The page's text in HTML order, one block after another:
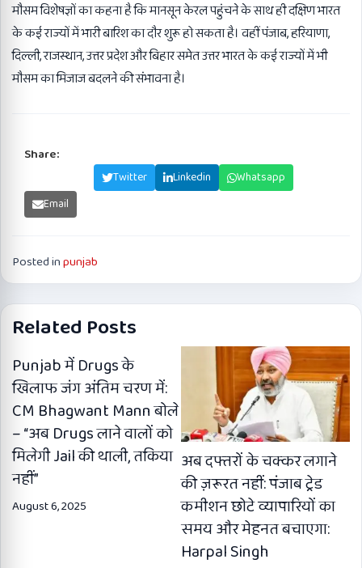
मौसम विशेषज्ञों का कहना है कि मानसून केरल पहुंचने के साथ ही दक्षिण भारत
के कई राज्यों में भारी बारिश का दौर शुरू हो सकता है। वहीं पंजाब, हरियाणा,
दिल्ली, राजस्थान, उत्तर प्रदेश और बिहार समेत उत्तर भारत के कई राज्यों में भी
मौसम का मिजाज बदलने की संभावना है।
Share:
Twitter Linkedin
Whatsapp
Email
Posted inpunjab
Related Posts
Punjab में Drugs के
खिलाफ जंग अंतिम चरण में:
CM Bhagwant Mann बोले
– “अब Drugs लाने वालों को
मिलेगी Jail की थाली, तकिया
नहीं”
August 6, 2025
अब दफ्तरों के चक्कर लगाने
की ज़रूरत नहीं: पंजाब ट्रेड
कमीशन छोटे व्यापारियों का
समय और मेहनत बचाएगा:
Harpal Singh